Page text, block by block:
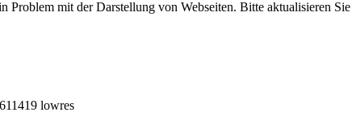
Problem mit der Darstellung von Webseiten. Bitte aktualisieren